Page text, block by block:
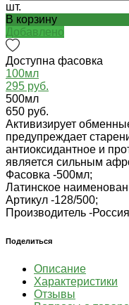
шт.
В корзину
Добавлено
Доступна фасовка
100мл
295 руб.
500мл
650 руб.
Активизирует
предупреждает
антиоксидантное и
является сильным
Фасовка -500мл;
Латинское
Артикул -128/500;
Производитель -
Поделиться
Описание
Характеристики
Отзывы